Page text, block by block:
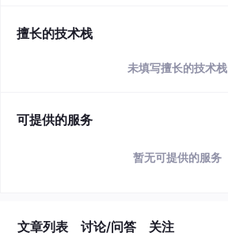
擅长的技术栈
未填写擅长的技术栈
可提供的服务
暂无可提供的服务
文章列表 讨论/问答 关注